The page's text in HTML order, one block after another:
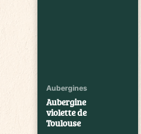
Aubergines
Aubergine
violette de
Toulouse